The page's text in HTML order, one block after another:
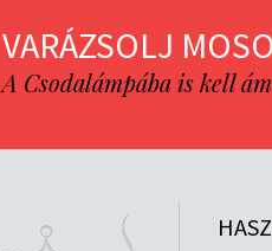
VARÁZSOLJ
A Csodalámpába is kell